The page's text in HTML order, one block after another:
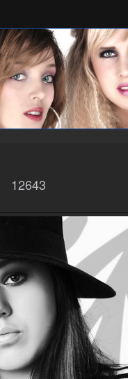
12643